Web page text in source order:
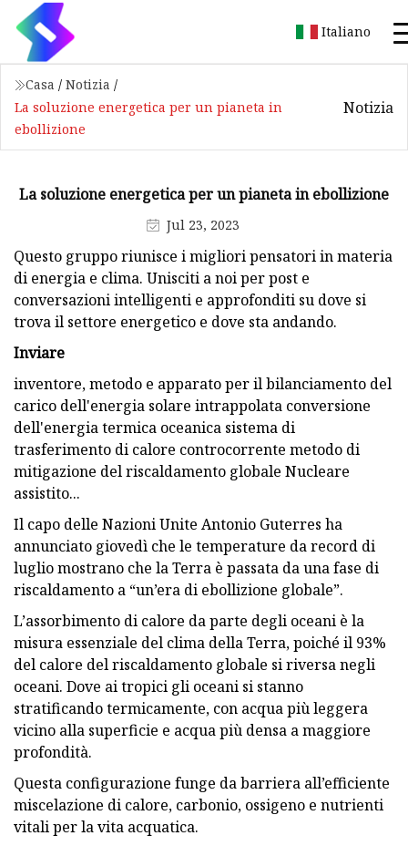
Italiano
Casa / Notizia /
La soluzione energetica per un pianeta in
ebollizione
Notizia
La soluzione energetica per un pianeta in ebollizione
Jul 23, 2023
Questo gruppo riunisce i migliori pensatori in materia
di energia e clima. Unisciti a noi per post e
conversazioni intelligenti e approfonditi su dove si
trova il settore energetico e dove sta andando.
Inviare
inventore, metodo e apparato per il bilanciamento del
carico dell'energia solare intrappolata conversione
dell'energia termica oceanica sistema di
trasferimento di calore controcorrente metodo di
mitigazione del riscaldamento globale Nucleare
assistito...
Il capo delle Nazioni Unite Antonio Guterres ha
annunciato giovedì che le temperature da record di
luglio mostrano che la Terra è passata da una fase di
riscaldamento a “un’era di ebollizione globale”.
L’assorbimento di calore da parte degli oceani è la
misura essenziale del clima della Terra, poiché il 93%
del calore del riscaldamento globale si riversa negli
oceani. Dove ai tropici gli oceani si stanno
stratificando termicamente, con acqua più leggera
vicino alla superficie e acqua più densa a maggiore
profondità.
Questa configurazione funge da barriera all’efficiente
miscelazione di calore, carbonio, ossigeno e nutrienti
vitali per la vita acquatica.